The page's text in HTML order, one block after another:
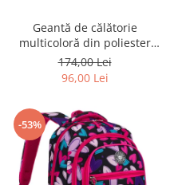
Geantă de călătorie
multicoloră din poliester
rezistent cu port USB,
acoperită cu un model vegetal
- Rovicky PTR-R-TL15608-8831
174,00 Lei
96,00 Lei
-53%